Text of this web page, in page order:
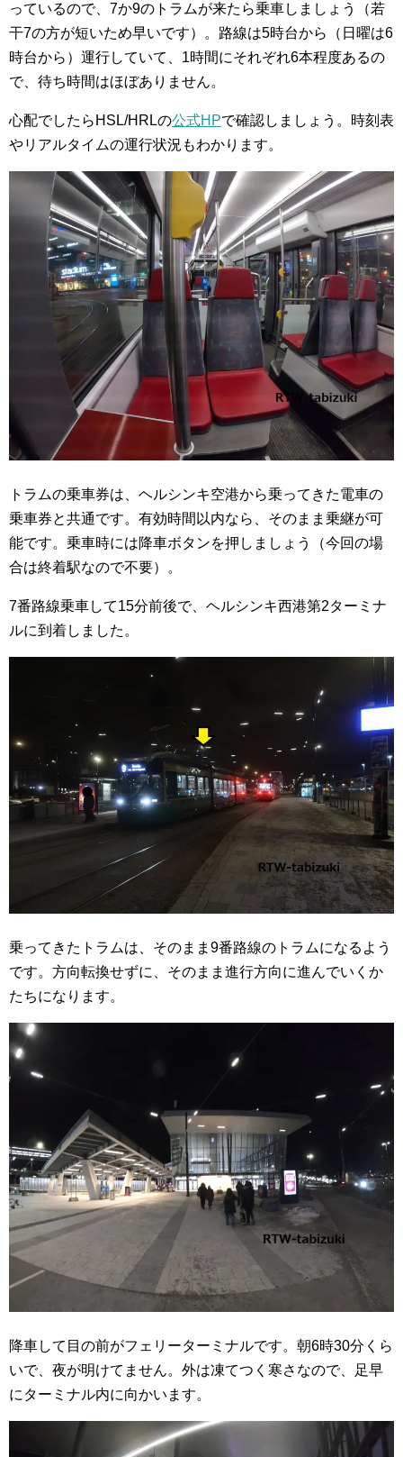
っているので、7か9のトラムが来たら乗車しましょう（若
干7の方が短いため早いです）。路線は5時台から（日曜は6
時台から）運行していて、1時間にそれぞれ6本程度あるの
で、待ち時間はほぼありません。
心配でしたらHSL/HRLの公式HPで確認しましょう。時刻表
やリアルタイムの運行状況もわかります。
トラムの乗車券は、ヘルシンキ空港から乗ってきた電車の
乗車券と共通です。有効時間以内なら、そのまま乗継が可
能です。乗車時には降車ボタンを押しましょう（今回の場
合は終着駅なので不要）。
7番路線乗車して15分前後で、ヘルシンキ西港第2ターミナ
ルに到着しました。
乗ってきたトラムは、そのまま9番路線のトラムになるよう
です。方向転換せずに、そのまま進行方向に進んでいくか
たちになります。
降車して目の前がフェリーターミナルです。朝6時30分くら
いで、夜が明けてません。外は凍てつく寒さなので、足早
にターミナル内に向かいます。